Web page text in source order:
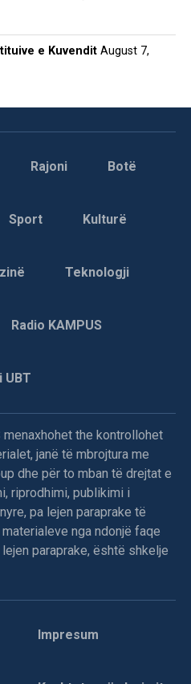
e Kuvendit August 7,
Rajoni Botë
Sport Kulturë
Teknologji
Radio KAMPUS
UBT
menaxhohet the kontrollohet
janë të mbrojtura me
dhe për to mban të drejtat e
riprodhimi, publikimi i
pa lejen paraprake të
nga ndonjë faqe
paraprake, është shkelje
Impresum